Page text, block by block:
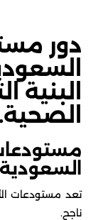
دور
الصحية.
تعد مستودعات
ناجح.